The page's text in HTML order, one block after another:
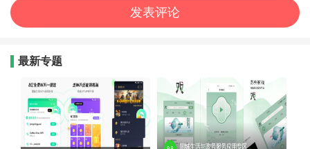
最新专题